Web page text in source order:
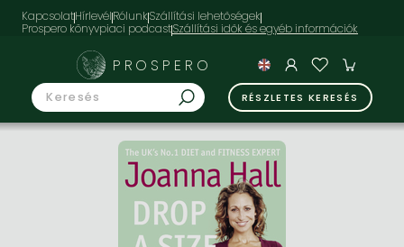
KapcsolatHírlevélRólunkSzállítási lehetőségek
Prospero könyvpiaci podcast
PROSPERO
RÉSZLETES KERESÉS